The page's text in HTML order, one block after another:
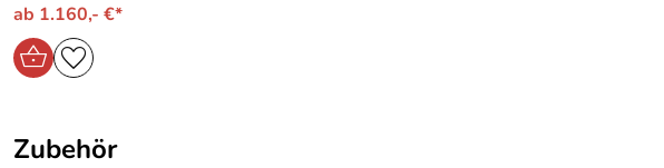
ab 1.160,- €*
Zubehör